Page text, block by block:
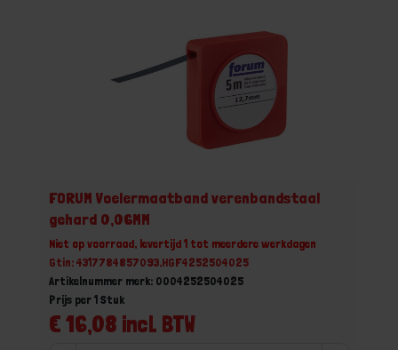
FORUM Voelermaatband verenbandstaal
gehard 0,06MM
Niet op voorraad, levertijd 1 tot meerdere werkdagen
Gtin: 4317784857093,HGF4252504025
Artikelnummer merk: 0004252504025
€ 16,08 incl. BTW
Prijs per 1 Stuk